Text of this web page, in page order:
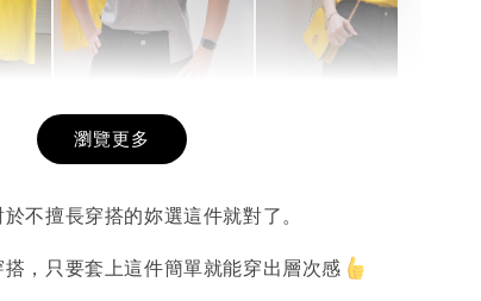
+
希望相隨雙面T
NT$ 190
NT$ 450
- +NT$ 190
NT$ 450
瀏覽更多
不擅長穿搭的妳選這件就對了。
，只要套上這件簡單就能穿出層次感